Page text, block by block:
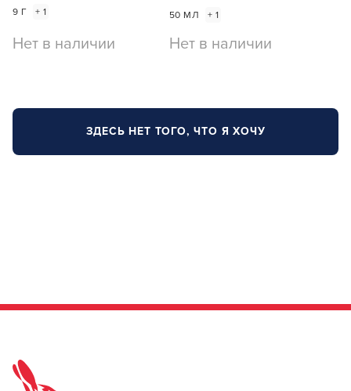
9 Г + 1
Нет в наличии
50 МЛ + 1
Нет в наличии
ЗДЕСЬ НЕТ ТОГО, ЧТО Я ХОЧУ